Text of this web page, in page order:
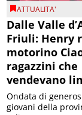
ATTUALITA'
Dalle Valle
Friuli: Henry
motorino
ragazzini che
vendevano
Ondata di
giovani della